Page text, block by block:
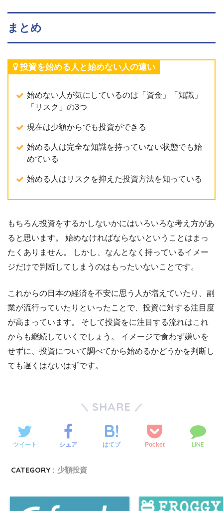
まとめ
投資を始める人と始めない人の違い
始めない人が気にしているのは「資金」「知識」
「リスク」の3つ
現在は少額からでも投資ができる
始める人は完全な知識を持っていない状態でも始
めている
始める人はリスクを抑えた投資方法を知っている
もちろん投資をするかしないかにはいろいろな考え方があ
ると思います。 始めなければならないということはまっ
たくありません。 しかし、なんとなく持っているイメー
ジだけで判断してしまうのはもったいないことです。
これからの日本の経済を不安に思う人が増えていたり、副
業が流行っていたりといったことで、投資に対する注目度
が高まっています。 そして投資をに注目する流れはこれ
からも継続していくでしょう。 イメージで食わず嫌いを
せずに、投資について調べてから始めるかどうかを判断し
ても遅くはないはずです。
SHARE
ツイート シェア はてブ Pocket LINE
CATEGORY : 少額投資